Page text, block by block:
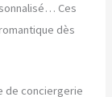
Ces
dès
de conciergerie